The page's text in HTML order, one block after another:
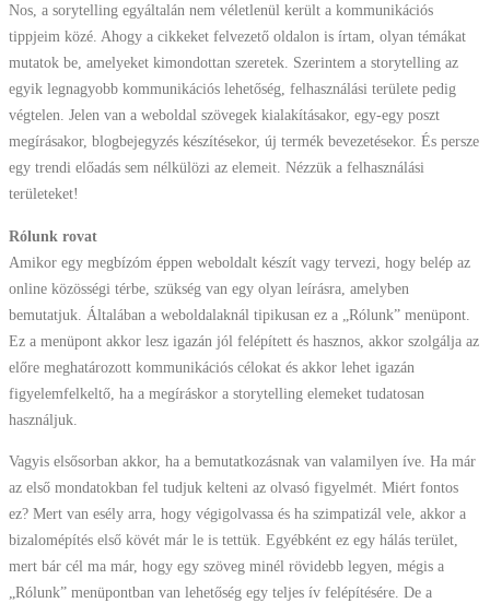
Nos, a sorytelling egyáltalán nem véletlenül került a kommunikációs
tippjeim közé. Ahogy a cikkeket felvezető oldalon is írtam, olyan témákat
mutatok be, amelyeket kimondottan szeretek. Szerintem a storytelling az
egyik legnagyobb kommunikációs lehetőség, felhasználási területe pedig
végtelen. Jelen van a weboldal szövegek kialakításakor, egy-egy poszt
megírásakor, blogbejegyzés készítésekor, új termék bevezetésekor. És persze
egy trendi előadás sem nélkülözi az elemeit. Nézzük a felhasználási
területeket!
Rólunk rovat
Amikor egy megbízóm éppen weboldalt készít vagy tervezi, hogy belép az
online közösségi térbe, szükség van egy olyan leírásra, amelyben
bemutatjuk. Általában a weboldalaknál tipikusan ez a „Rólunk” menüpont.
Ez a menüpont akkor lesz igazán jól felépített és hasznos, akkor szolgálja az
előre meghatározott kommunikációs célokat és akkor lehet igazán
figyelemfelkeltő, ha a megíráskor a storytelling elemeket tudatosan
használjuk.
Vagyis elsősorban akkor, ha a bemutatkozásnak van valamilyen íve. Ha már
az első mondatokban fel tudjuk kelteni az olvasó figyelmét. Miért fontos
ez? Mert van esély arra, hogy végigolvassa és ha szimpatizál vele, akkor a
bizalomépítés első kövét már le is tettük. Egyébként ez egy hálás terület,
mert bár cél ma már, hogy egy szöveg minél rövidebb legyen, mégis a
„Rólunk” menüpontban van lehetőség egy teljes ív felépítésére. De a